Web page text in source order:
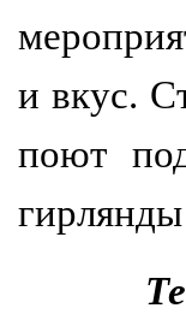
и вкус.
поют